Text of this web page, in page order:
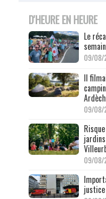
D'HEURE EN HEURE
Le
09/08/
Il
09/08/
09/08/
justice